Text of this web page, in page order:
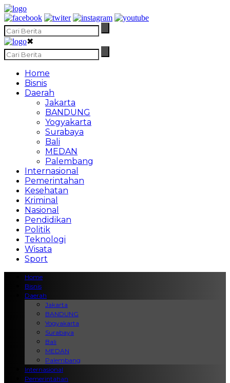
✖
Home
Bisnis
Daerah
Jakarta
BANDUNG
Yogyakarta
Surabaya
Bali
MEDAN
Palembang
Internasional
Pemerintahan
Kesehatan
Kriminal
Nasional
Pendidikan
Politik
Teknologi
Wisata
Sport
Home
Bisnis
Daerah
Jakarta
BANDUNG
Yogyakarta
Surabaya
Bali
MEDAN
Palembang
Internasional
Pemerintahan